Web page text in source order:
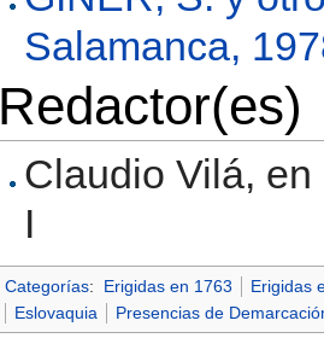
Salamanca,
Redactor(es)
Claudio Vilá,
I
Categorías: Erigidas en 1763
Erigidas
Eslovaquia
Presencias de